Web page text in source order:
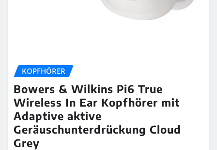
KOPFHÖRER
Bowers & Wilkins Pi6 True
Wireless In Ear Kopfhörer mit
Adaptive aktive
Geräuschunterdrückung Cloud
Grey